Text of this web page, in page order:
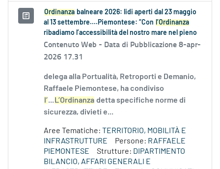
Ordinanza balneare 2026: lidi aperti dal 23 maggio
al 13 settembre....Piemontese: “Con l’Ordinanza
ribadiamo l’accessibilità del nostro mare nel pieno
Contenuto Web - Data di Pubblicazione 8-apr-
2026 17.31
delega alla Portualità, Retroporti e Demanio,
Raffaele Piemontese, ha condiviso
l’... L’Ordinanza detta specifiche norme di
sicurezza, divieti e...
Aree Tematiche: TERRITORIO, MOBILITÀ E
INFRASTRUTTURE
Persone: RAFFAELE
PIEMONTESE
Strutture: DIPARTIMENTO
BILANCIO, AFFARI GENERALI E